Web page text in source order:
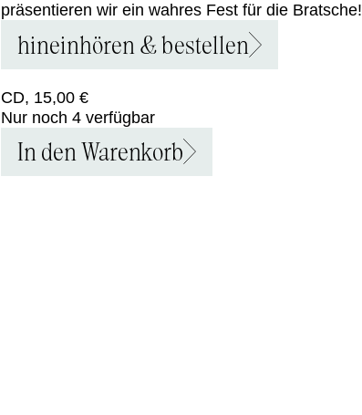
präsentieren wir ein wahres Fest für die Bratsche!
hineinhören & bestellen
CD, 15,00 €
Nur noch 4 verfügbar
In den Warenkorb